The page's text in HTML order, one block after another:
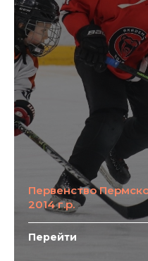
Первенство
2014 г.р.
Перейти